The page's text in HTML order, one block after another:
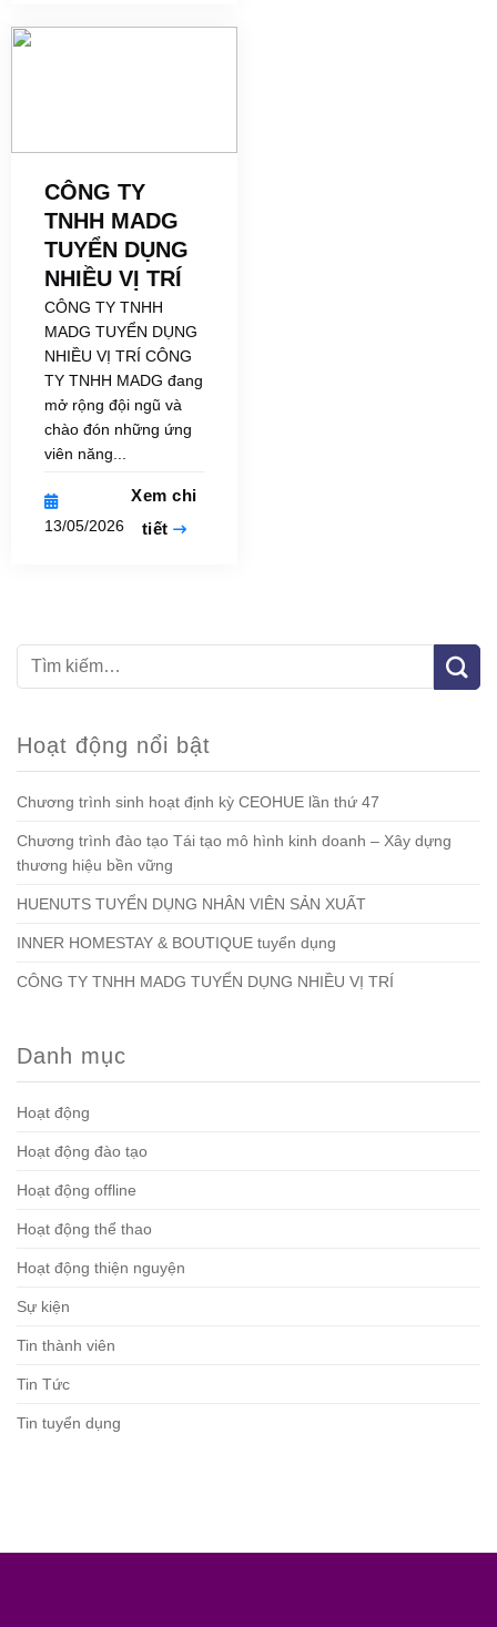
CÔNG TY
TNHH MADG
TUYỂN DỤNG
NHIỀU VỊ TRÍ
CÔNG TY TNHH
MADG TUYỂN DỤNG
NHIỀU VỊ TRÍ CÔNG
TY TNHH MADG đang
mở rộng đội ngũ và
chào đón những ứng
viên năng...
13/05/2026
Xem chi
tiết
Hoạt động nổi bật
Chương trình sinh hoạt định kỳ CEOHUE lần thứ 47
Chương trình đào tạo Tái tạo mô hình kinh doanh – Xây dựng
thương hiệu bền vững
HUENUTS TUYỂN DỤNG NHÂN VIÊN SẢN XUẤT
INNER HOMESTAY & BOUTIQUE tuyển dụng
CÔNG TY TNHH MADG TUYỂN DỤNG NHIỀU VỊ TRÍ
Danh mục
Hoạt động
Hoạt động đào tạo
Hoạt động offline
Hoạt động thể thao
Hoạt động thiện nguyện
Sự kiện
Tin thành viên
Tin Tức
Tin tuyển dụng